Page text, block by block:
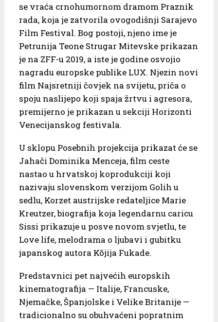
se vraća crnohumornom dramom Praznik
rada, koja je zatvorila ovogodišnji Sarajevo
Film Festival. Bog postoji, njeno ime je
Petrunija Teone Strugar Mitevske prikazan
je na ZFF-u 2019, a iste je godine osvojio
nagradu europske publike LUX. Njezin novi
film Najsretniji čovjek na svijetu, priča o
spoju naslijepo koji spaja žrtvu i agresora,
premijerno je prikazan u sekciji Horizonti
Venecijanskog festivala.
U sklopu Posebnih projekcija prikazat će se
Jahači Dominika Menceja, film ceste
nastao u hrvatskoj koprodukciji koji
nazivaju slovenskom verzijom Golih u
sedlu, Korzet austrijske redateljice Marie
Kreutzer, biografija koja legendarnu caricu
Sissi prikazuje u posve novom svjetlu, te
Love life, melodrama o ljubavi i gubitku
japanskog autora Kōjija Fukade.
Predstavnici pet najvećih europskih
kinematografija — Italije, Francuske,
Njemačke, Španjolske i Velike Britanije —
tradicionalno su obuhvaćeni popratnim